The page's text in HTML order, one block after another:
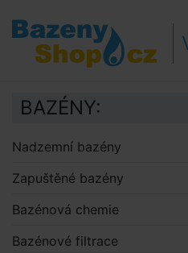
Přejít na obsah
Přejít k postrannímu
Klávesové zkratky
BAZÉNY:
Nadzemní bazény
Zapuštěné bazény
Bazénová chemie
Bazénové filtrace